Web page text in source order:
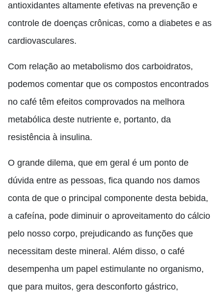
antioxidantes altamente efetivas na prevenção e
controle de doenças crônicas, como a diabetes e as
cardiovasculares.
Com relação ao metabolismo dos carboidratos,
podemos comentar que os compostos encontrados
no café têm efeitos comprovados na melhora
metabólica deste nutriente e, portanto, da
resistência à insulina.
O grande dilema, que em geral é um ponto de
dúvida entre as pessoas, fica quando nos damos
conta de que o principal componente desta bebida,
a cafeína, pode diminuir o aproveitamento do cálcio
pelo nosso corpo, prejudicando as funções que
necessitam deste mineral. Além disso, o café
desempenha um papel estimulante no organismo,
que para muitos, gera desconforto gástrico,